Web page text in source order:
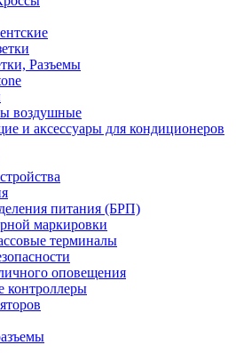
Разъемы
воздушные
и аксессуары для кондиционеров
питания (БРП)
маркировки
терминалы
оповещения
контроллеры